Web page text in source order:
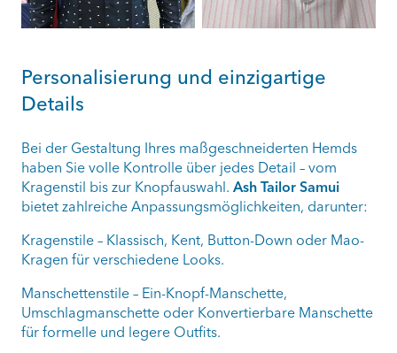
Personalisierung und einzigartige
Details
Bei der Gestaltung Ihres maßgeschneiderten Hemds
haben Sie volle Kontrolle über jedes Detail – vom
Kragenstil bis zur Knopfauswahl. Ash Tailor Samui
bietet zahlreiche Anpassungsmöglichkeiten, darunter:
Kragenstile – Klassisch, Kent, Button-Down oder Mao-
Kragen für verschiedene Looks.
Manschettenstile – Ein-Knopf-Manschette,
Umschlagmanschette oder Konvertierbare Manschette
für formelle und legere Outfits.